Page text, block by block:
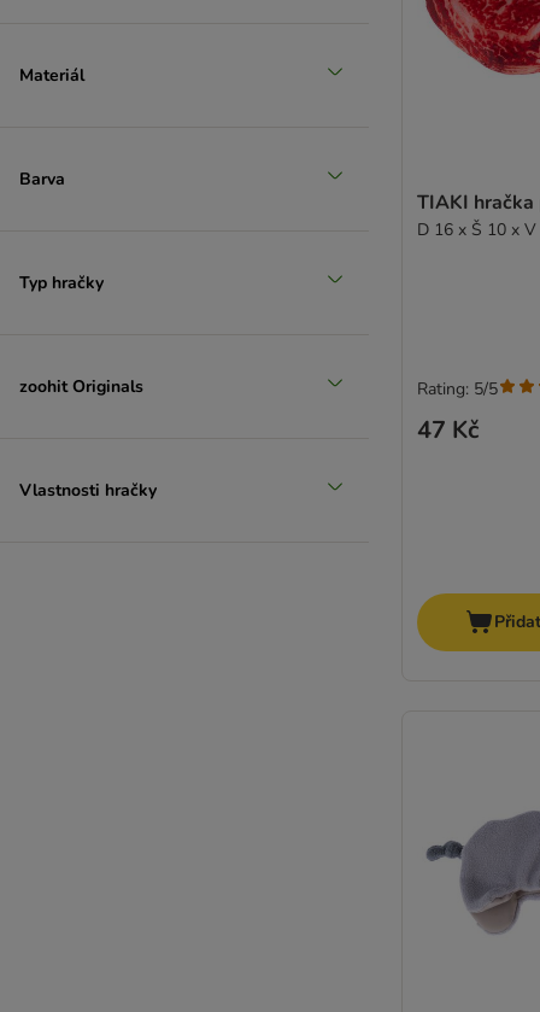
Materiál
Barva
Typ hračky
zoohit Originals
Vlastnosti hračky
TIAKI
D 16 x Š 10 x V
47 Kč
Rating: 5/5